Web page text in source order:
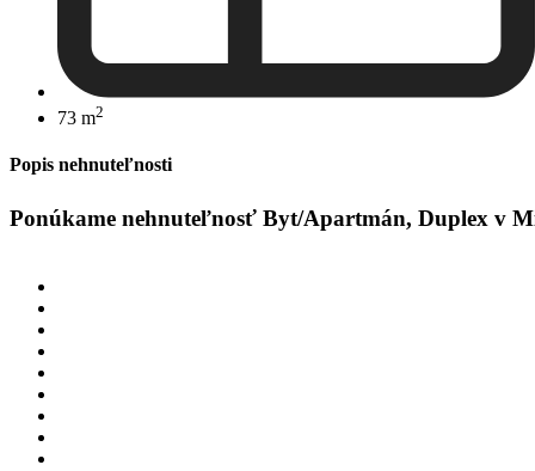
73 m2
Popis nehnuteľnosti
Ponúkame nehnuteľnosť Byt/Apartmán, Duplex v